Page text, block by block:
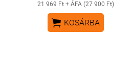
21 969 Ft + ÁFA (27 900 Ft)
 KOSÁRBA